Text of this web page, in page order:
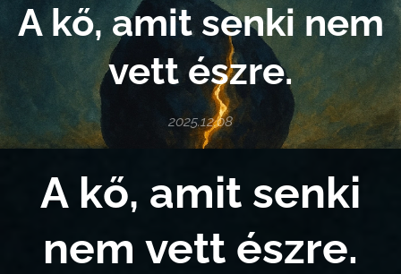
A kő, amit senki nem
vett észre.
2025.12.08
A kő, amit senki
nem vett észre.